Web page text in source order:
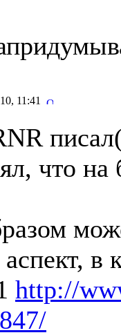
11:41
что на
аспект,
http://